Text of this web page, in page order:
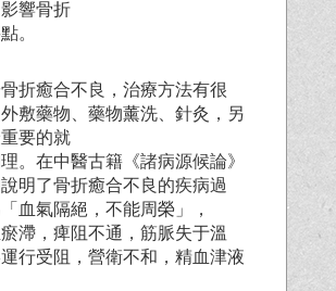
響骨折
。
折癒合不良，治療方法有很
敷藥物、藥物薰洗、針灸，另
要的就
。在中醫古籍《諸病源候論》
明了骨折癒合不良的疾病過
血氣隔絕，不能周榮」，
滯，痺阻不通，筋脈失于溫
行受阻，營衛不和，精血津液